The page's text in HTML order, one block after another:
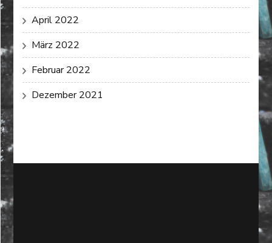
April 2022
März 2022
Februar 2022
Dezember 2021